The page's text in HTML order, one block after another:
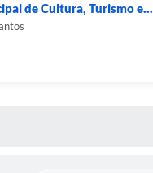
de Cultura, Turismo e...